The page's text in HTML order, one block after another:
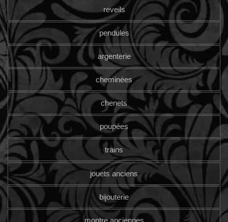
reveils
pendules
argenterie
cheminées
chenets
poupées
trains
jouets anciens
bijouterie
montre anciennes